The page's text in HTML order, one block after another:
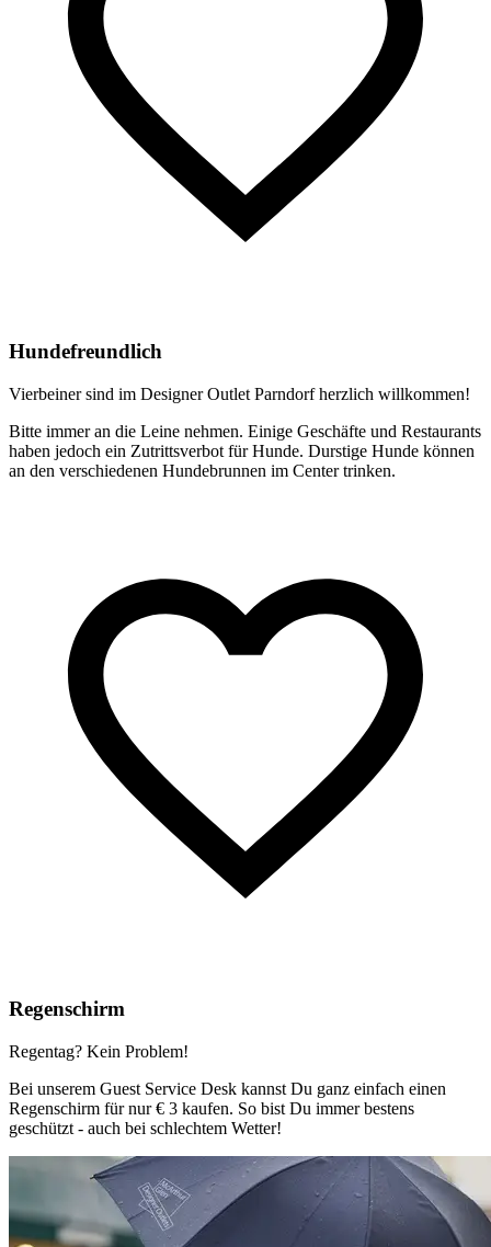
Hundefreundlich
Vierbeiner sind im Designer Outlet Parndorf herzlich willkommen!
Bitte immer an die Leine nehmen. Einige Geschäfte und Restaurants
haben jedoch ein Zutrittsverbot für Hunde. Durstige Hunde können
an den verschiedenen Hundebrunnen im Center trinken.
Regenschirm
Regentag? Kein Problem!
Bei unserem Guest Service Desk kannst Du ganz einfach einen
Regenschirm für nur € 3 kaufen. So bist Du immer bestens
geschützt - auch bei schlechtem Wetter!